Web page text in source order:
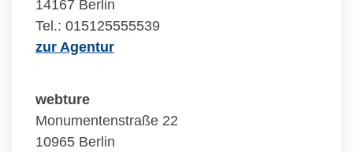
14167 Berlin
Tel.: 015125555539
zur Agentur
webture
Monumentenstraße 22
10965 Berlin